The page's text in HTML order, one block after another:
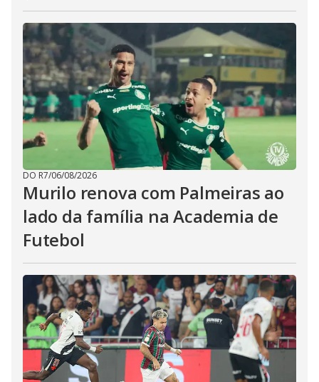
DO R7/06/08/2026
Murilo renova com Palmeiras ao
lado da família na Academia de
Futebol